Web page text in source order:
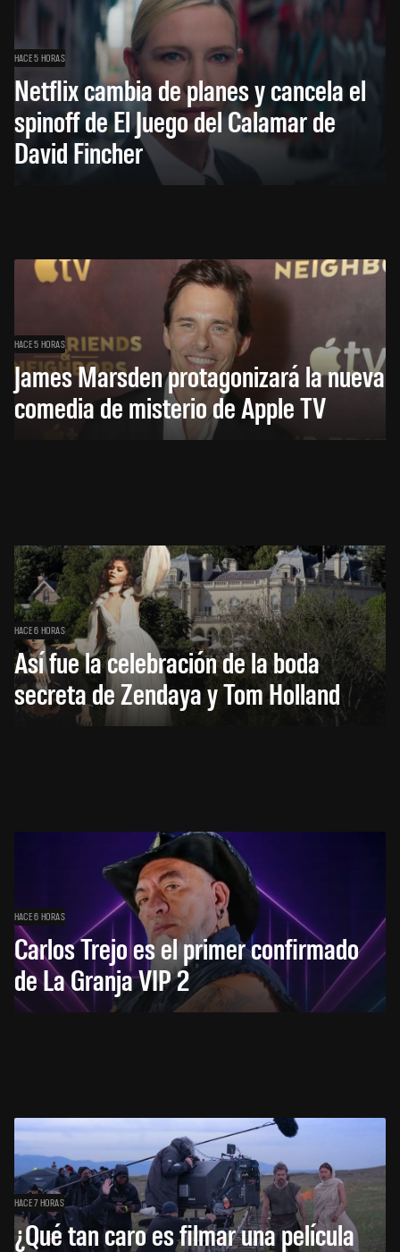
HACE 5 HORAS
Netflix cambia de planes y cancela el
spinoff de El Juego del Calamar de
David Fincher
HACE 5 HORAS
James Marsden protagonizará la nueva
comedia de misterio de Apple TV
HACE 6 HORAS
Así fue la celebración de la boda
secreta de Zendaya y Tom Holland
HACE 6 HORAS
Carlos Trejo es el primer confirmado
de La Granja VIP 2
HACE 7 HORAS
¿Qué tan caro es filmar una película